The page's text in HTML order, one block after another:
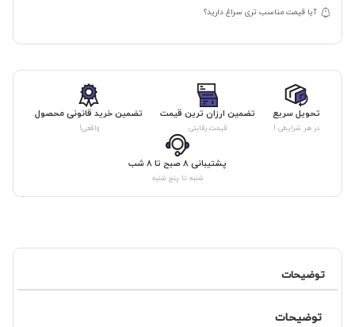
آیا قیمت مناسب تری سراغ دارید؟
تحویل سریع
در هر شرایطی !
تضمین ارزان ترین قیمت
قیمت رقابتی
تضمین خرید قانونی محصول
واقعی!
پشتیبانی ۸ صبح تا ۸ شب
شنبه تا پنج شنبه
توضیحات
توضیحات